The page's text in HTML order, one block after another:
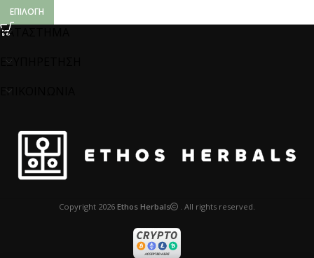
ΕΠΙΛΟΓΉ
ΚΑΤΑΣΤΗΜΑ
ΕΞΥΠΗΡΕΤΗΣΗ
ΕΠΙΚΟΙΝΩΝΙΑ
Copyright 2026 Ethos Herbals . All rights reserved.